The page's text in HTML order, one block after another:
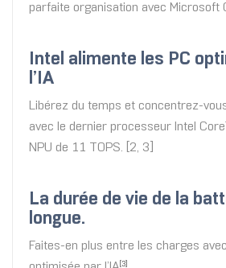
parfaite organisation avec Microsoft
Intel alimente les PC
l’IA
Libérez du temps et concentrez-
avec le dernier processeur Intel
NPU de 11 TOPS. [2, 3]
La durée de vie de la
longue.
Faites-en plus entre les charges
[3]